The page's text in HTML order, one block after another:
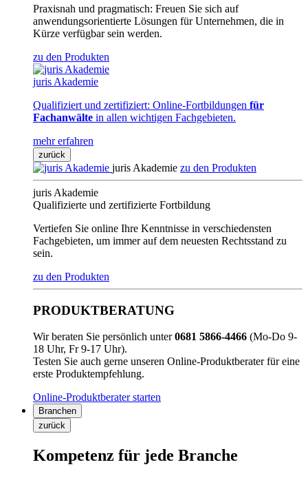
Praxisnah und pragmatisch: Freuen Sie sich auf
anwendungsorientierte Lösungen für Unternehmen, die in
Kürze verfügbar sein werden.
zu den Produkten
juris Akademie
Qualifiziert und zertifiziert: Online-Fortbildungen für
Fachanwälte in allen wichtigen Fachgebieten.
mehr erfahren
zurück
juris Akademie zu den Produkten
juris Akademie
Qualifizierte und zertifizierte Fortbildung
Vertiefen Sie online Ihre Kenntnisse in verschiedensten
Fachgebieten, um immer auf dem neuesten Rechtsstand zu
sein.
zu den Produkten
PRODUKTBERATUNG
Wir beraten Sie persönlich unter0681 5866-4466 (Mo-Do 9-
18 Uhr, Fr 9-17 Uhr).
Testen Sie auch gerne unseren Online-Produktberater für eine
erste Produktempfehlung.
Online-Produktberater starten
Branchen
zurück
Kompetenz für jede Branche